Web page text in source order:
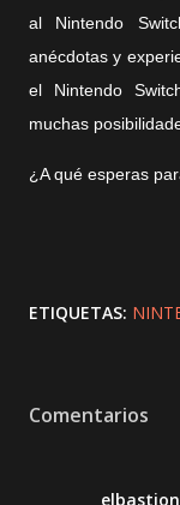
al Nintendo
anécdotas y
el Nintendo
muchas
¿A qué esperas
ETIQUETAS:
Comentarios